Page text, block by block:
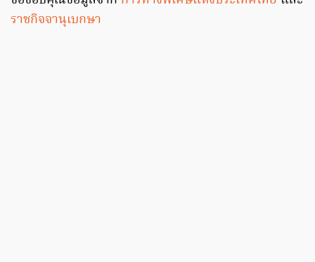
ราชกิจจานุเบกษา